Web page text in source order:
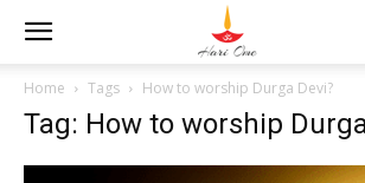
Home Tags How to worship Durga Devi?
Tag: How to worship